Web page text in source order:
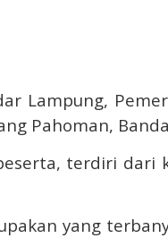
Lampung,
Pahoman,
terdiri
yang